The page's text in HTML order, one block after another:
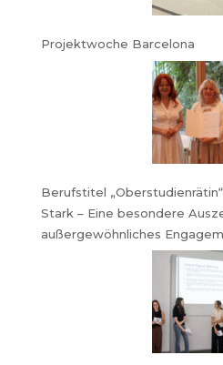
Projektwoche Barcelona
Berufstitel
Stark – Eine besondere
außergewöhnliches